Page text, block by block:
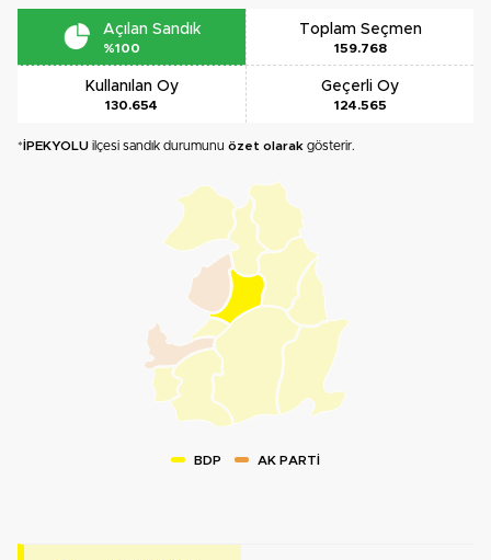
Açılan Sandık
%100
Toplam Seçmen
159.768
Kullanılan Oy
130.654
Geçerli Oy
124.565
*İPEKYOLU ilçesi sandık durumunu özet olarak gösterir.
BDP AK PARTİ